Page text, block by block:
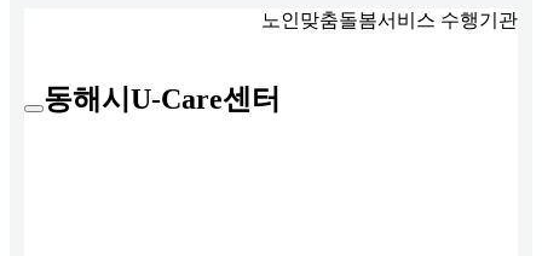
노인맞춤돌봄서비스 수행기관
동해시U-Care센터